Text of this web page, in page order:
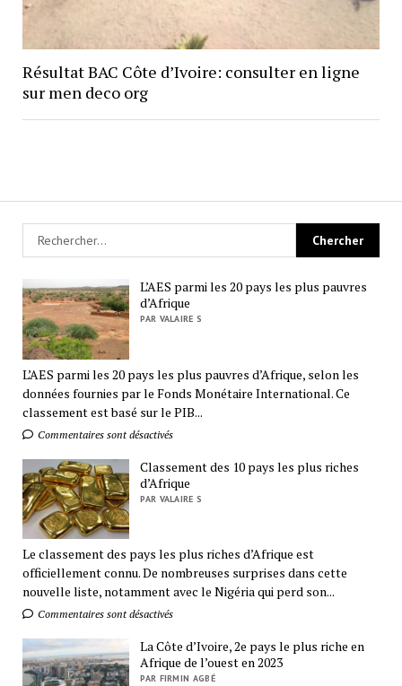
Résultat BAC Côte d’Ivoire: consulter en ligne
sur men deco org
L’AES parmi les 20 pays les plus pauvres
d’Afrique
PAR VALAIRE S
L’AES parmi les 20 pays les plus pauvres d’Afrique, selon les
données fournies par le Fonds Monétaire International. Ce
classement est basé sur le PIB...
Commentaires sont désactivés
Classement des 10 pays les plus riches
d’Afrique
PAR VALAIRE S
Le classement des pays les plus riches d’Afrique est
officiellement connu. De nombreuses surprises dans cette
nouvelle liste, notamment avec le Nigéria qui perd son...
Commentaires sont désactivés
La Côte d’Ivoire, 2e pays le plus riche en
Afrique de l’ouest en 2023
PAR FIRMIN AGBÉ